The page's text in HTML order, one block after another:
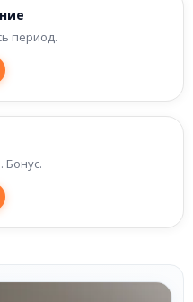
период.